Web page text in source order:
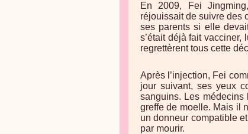
En 2009, Fei
réjouissait de suivre des
ses parents si elle
s’était déjà fait
regrettèrent tous cette
Après l’injection, Fei
jour suivant, ses yeux
sanguins. Les
greffe de moelle. Mais il
un donneur compatible
par mourir.